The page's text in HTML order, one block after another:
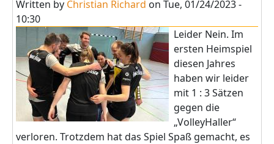
Written by Christian Richard on Tue, 01/24/2023 -
10:30
Leider Nein. Im
ersten Heimspiel
diesen Jahres
haben wir leider
mit 1 : 3 Sätzen
gegen die
„VolleyHaller“
verloren. Trotzdem hat das Spiel Spaß gemacht, es